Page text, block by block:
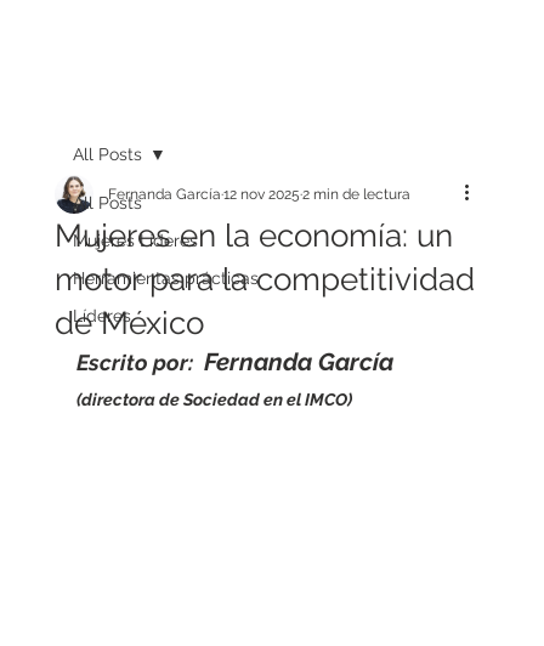
All Posts
Mujeres Líderes
Herramientas prácticas
Líderes
All Posts
Mujeres en la economía: un
motor para la competitividad
de México
Fernanda García12 nov 20252 min de lectura
Escrito por: Fernanda García
(directora de Sociedad en el IMCO)